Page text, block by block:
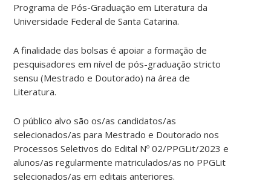
Programa de Pós-Graduação em Literatura da
Universidade Federal de Santa Catarina.
A finalidade das bolsas é apoiar a formação de
pesquisadores em nível de pós-graduação stricto
sensu (Mestrado e Doutorado) na área de
Literatura.
O público alvo são os/as candidatos/as
selecionados/as para Mestrado e Doutorado nos
Processos Seletivos do Edital Nº 02/PPGLit/2023 e
alunos/as regularmente matriculados/as no PPGLit
selecionados/as em editais anteriores.